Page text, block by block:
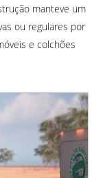
manteve um
ou regulares por
e colchões